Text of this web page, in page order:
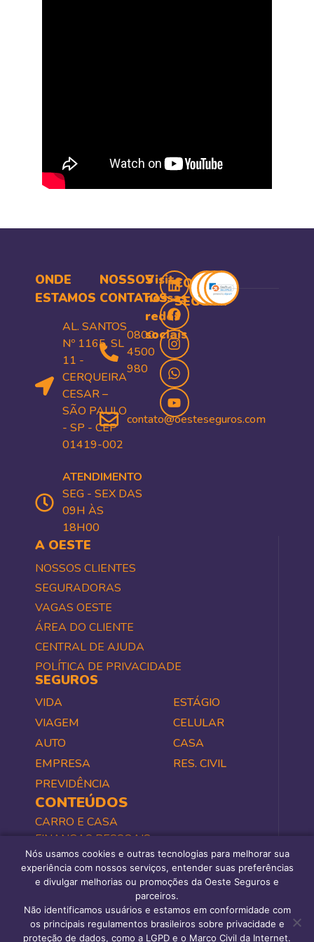
ONDE
ESTAMOS
AL. SANTOS
Nº 1165, SL
11 -
CERQUEIRA
CESAR –
SÃO PAULO
- SP - CEP
01419-002
ATENDIMENTO
SEG - SEX DAS
09H ÀS
18H00
NOSSOS
CONTATOS
0800
4500
980
contato@oesteseguros.com
Visite
nossas
redes
sociais
COMPRA
SEGURA
A OESTE
NOSSOS CLIENTES
SEGURADORAS
VAGAS OESTE
ÁREA DO CLIENTE
CENTRAL DE AJUDA
POLÍTICA DE PRIVACIDADE
SEGUROS
VIAGEM
ESTÁGIO
AUTO CASA
CELULAR
EMPRESA
PREVIDÊNCIA
RES. CIVIL
VIDA
CONTEÚDOS
CARRO E CASA
FINANÇAS PESSOAIS
NEGÓCIOS
SAÚDE E BEM-ESTAR
TODOS
PERGUNTAS FREQUENTES
Nós usamos cookies e outras tecnologias para melhorar sua
experiência com nossos serviços, entender suas preferências
e divulgar melhorias ou promoções da Oeste Seguros e
parceiros.
Não identificamos usuários e estamos em conformidade com
os principais regulamentos brasileiros sobre privacidade e
proteção de dados, como a LGPD e o Marco Civil da Internet.